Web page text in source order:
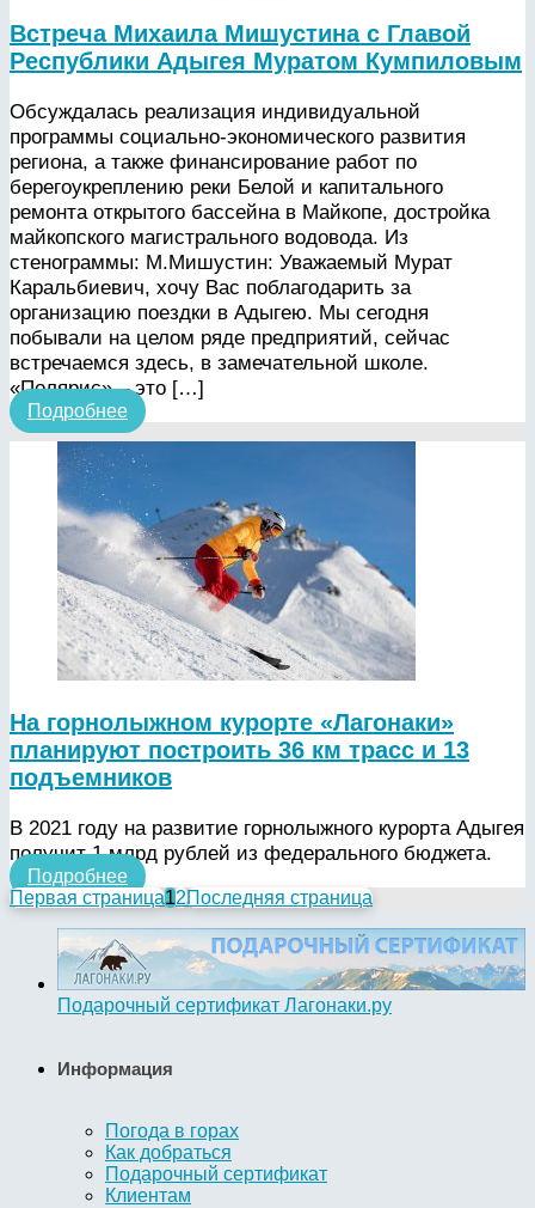
Встреча Михаила Мишустина с Главой
Республики Адыгея Муратом Кумпиловым
Обсуждалась реализация индивидуальной
программы социально-экономического развития
региона, а также финансирование работ по
берегоукреплению реки Белой и капитального
ремонта открытого бассейна в Майкопе, достройка
майкопского магистрального водовода. Из
стенограммы: М.Мишустин: Уважаемый Мурат
Каральбиевич, хочу Вас поблагодарить за
организацию поездки в Адыгею. Мы сегодня
побывали на целом ряде предприятий, сейчас
встречаемся здесь, в замечательной школе.
«Полярис» – это […]
Подробнее
На горнолыжном курорте «Лагонаки»
планируют построить 36 км трасс и 13
подъемников
В 2021 году на развитие горнолыжного курорта Адыгея
получит 1 млрд рублей из федерального бюджета.
Подробнее
Первая страница12Последняя страница
Подарочный сертификат Лагонаки.ру
Информация
Погода в горах
Как добраться
Подарочный сертификат
Клиентам